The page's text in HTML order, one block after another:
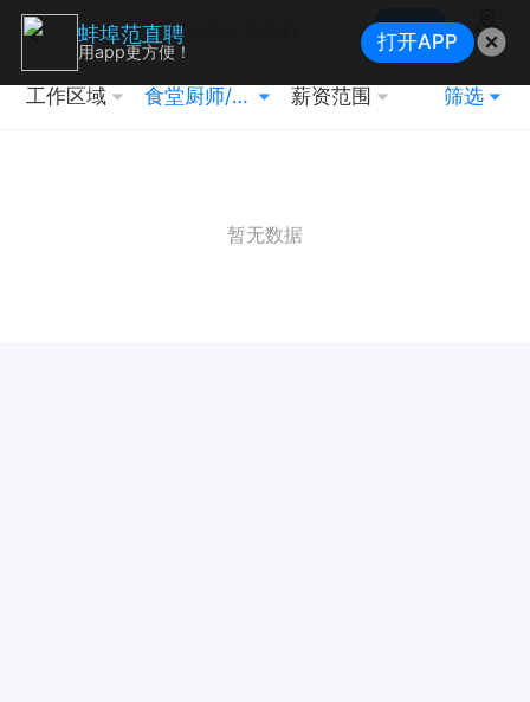
搜索
地图
工作区域 食堂厨师/烧烤师傅 薪资范围 筛选
暂无数据
蚌埠范直聘
用app更方便！ 打开APP